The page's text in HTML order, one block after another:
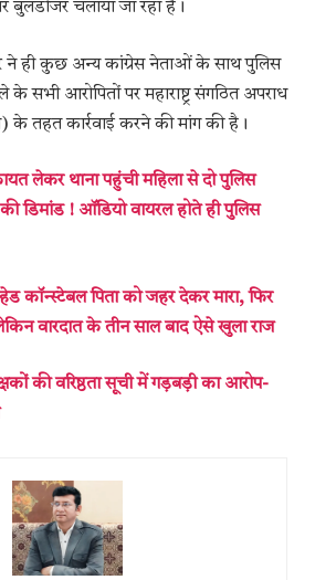
बुलडोजर चलाया जा रहा है।
ने ही कुछ अन्य कांग्रेस नेताओं के साथ पुलिस
सभी आरोपितों पर महाराष्ट्र संगठित अपराध
के तहत कार्रवाई करने की मांग की है।
लेकर थाना पहुंची महिला से दो पुलिस
डिमांड ! ऑडियो वायरल होते ही पुलिस
कॉन्स्टेबल पिता को जहर देकर मारा, फिर
वारदात के तीन साल बाद ऐसे खुला राज
की वरिष्ठता सूची में गड़बड़ी का आरोप-